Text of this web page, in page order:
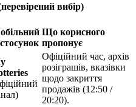
вибір)
Що корисного
пропонує
Офіційний час, архів
розіграшів, вказівки
щодо закриття
продажів (12:50 /
20:20).